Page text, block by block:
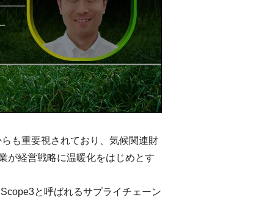
も重要視されており、気候関連財
が経営戦略に温暖化をはじめとす
と呼ばれるサプライチェーン